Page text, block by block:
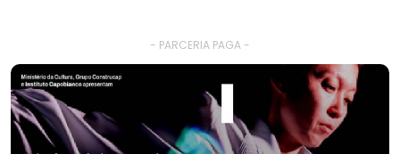
- PARCERIA PAGA -